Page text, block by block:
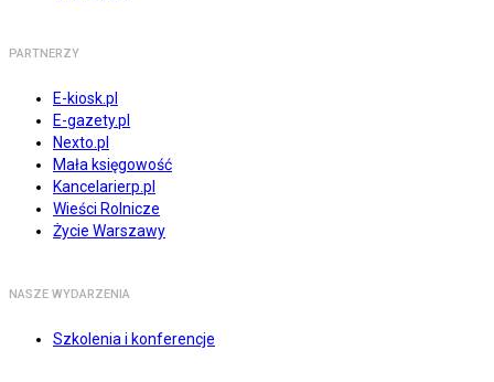
PARTNERZY
E-kiosk.pl
E-gazety.pl
Nexto.pl
Mała księgowość
Kancelarierp.pl
Wieści Rolnicze
Życie Warszawy
NASZE WYDARZENIA
Szkolenia i konferencje